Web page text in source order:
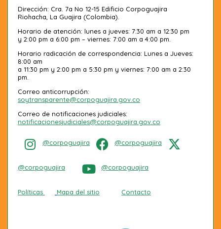
Dirección: Cra. 7a No 12-15 Edificio Corpoguajira
Riohacha, La Guajira (Colombia).
Horario de atención: lunes a jueves: 7:30 am a 12:30 pm
y 2:00 pm a 6:00 pm – viernes: 7:00 am a 4:00 pm.
Horario radicación de correspondencia: Lunes a Jueves:
8:00 am
a 11:30 pm y 2:00 pm a 5:30 pm y viernes: 7:00 am a 2:30
pm.
Correo anticorrupción:
soytransparente@corpoguajira.gov.co
Correo de notificaciones judiciales:
notificacionesjudiciales@corpoguajira.gov.co
@corpoguajira @corpoguajira
@corpoguajira @corpoguajira
Políticas Mapa del sitio Contacto